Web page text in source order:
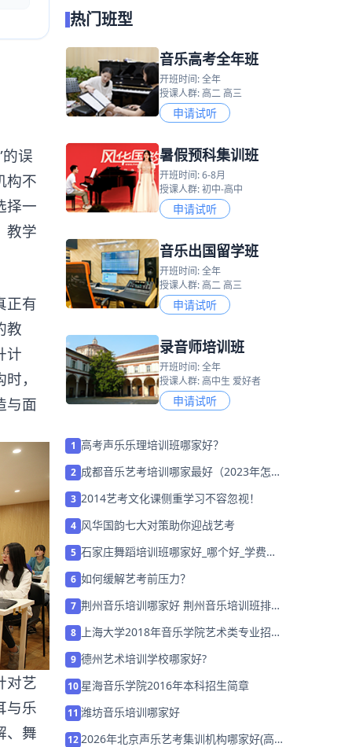
误
构不
择一
教学
正有
教
计
，
与面
对艺
与乐
、舞
热门班型
音乐高考全年班
开班时间: 全年
授课人群: 高二 高三
申请试听
暑假预科集训班
开班时间: 6-8月
授课人群: 初中-高中
申请试听
音乐出国留学班
开班时间: 全年
授课人群: 高二 高三
申请试听
录音师培训班
开班时间: 全年
授课人群: 高中生 爱好者
申请试听
1 高考声乐乐理培训班哪家好？
2 成都音乐艺考培训哪家最好（2023年怎么
3 2014艺考文化课侧重学习不容忽视！
4 风华国韵七大对策助你迎战艺考
5 石家庄舞蹈培训班哪家好_哪个好_学费多
6 如何缓解艺考前压力？
7 荆州音乐培训哪家好 荆州音乐培训班排名
8
上海大学2018年音乐学院艺术类专业招生
9 德州艺术培训学校哪家好?
10 星海音乐学院2016年本科招生简章
11 潍坊音乐培训哪家好
122026年北京声乐艺考集训机构哪家好(高